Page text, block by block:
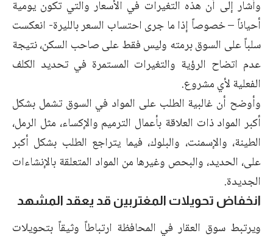
وأشار إلى أن هذه التغيرات في الأسعار والتي تكون يومية
أحياناً – خصوصاً إذا ما جرى احتساب السعر بالليرة- انعكست
سلباً على السوق برمته وليس فقط على صاحب السكن، نتيجة
عدم اتضاح الرؤية والتغيرات المستمرة في تحديد الكلف
الفعلية لأي مشروع.
وأوضح أن غالبية الطلب على المواد في السوق تشمل بشكل
أكبر المواد ذات العلاقة بأعمال الترميم والإكساء، مثل الرمل،
الطينة، والإسمنت، والبلوك، فيما يتراجع الطلب بشكل أكبر
على، الحديد، والبحص وغيرها من المواد المتعلقة بالإنشاءات
الجديدة.
انخفاض تحويلات المغتربين قد يعقد المشهد
ويرتبط سوق العقار في المحافظة ارتباطاً وثيقاً بتحويلات